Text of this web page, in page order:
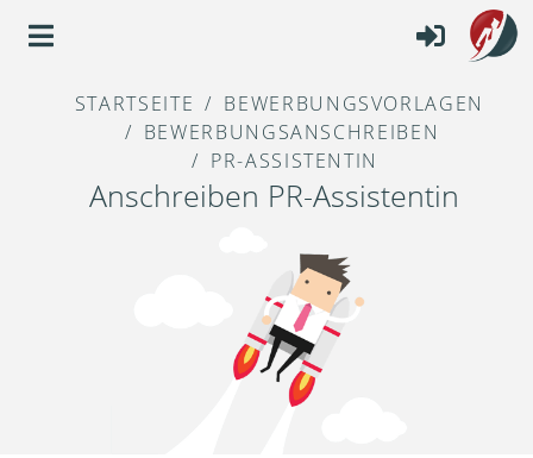
STARTSEITE
BEWERBUNGSVORLAGEN
BEWERBUNGSANSCHREIBEN
PR-ASSISTENTIN
Anschreiben PR-Assistentin